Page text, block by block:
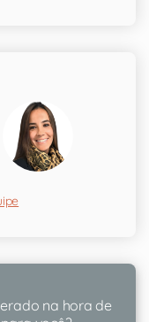
na hora de